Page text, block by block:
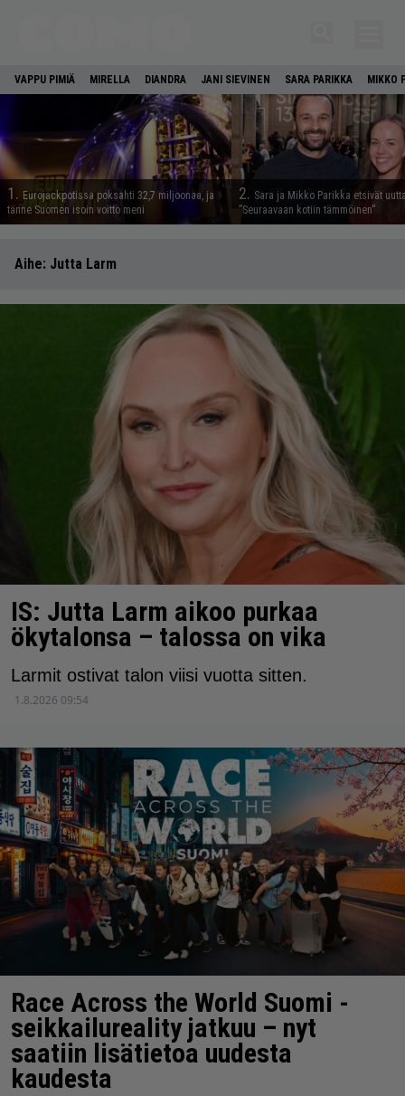
VAPPU PIMIÄ MIRELLA DIANDRA JANI SIEVINEN SARA PARIKKA MIKKO
1. Eurojackpotissa poksahti 32,7 miljoonaa, ja
tänne Suomen isoin voitto meni
2. Sara ja Mikko Parikka etsivät
”Seuraavaan kotiin tämmöinen”
Aihe: Jutta Larm
IS: Jutta Larm aikoo purkaa
ökytalonsa – talossa on vika
Larmit ostivat talon viisi vuotta sitten.
1.8.2026 09:54
Race Across the World Suomi -
seikkailureality jatkuu – nyt
saatiin lisätietoa uudesta
kaudesta